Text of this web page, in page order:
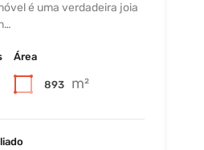
é uma verdadeira joia
Área
893 m²